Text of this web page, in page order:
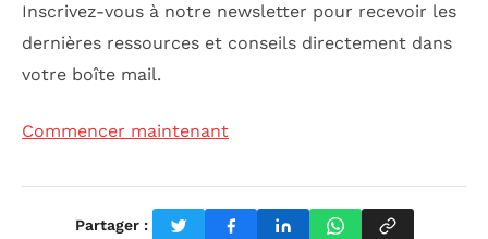
Inscrivez-vous à notre newsletter pour recevoir les
dernières ressources et conseils directement dans
votre boîte mail.
Commencer maintenant
Partager :